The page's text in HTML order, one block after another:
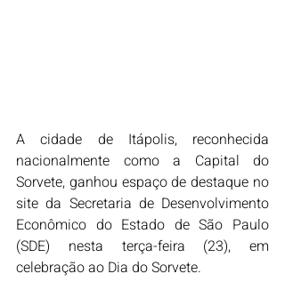
A cidade de Itápolis, reconhecida
nacionalmente como a Capital do
Sorvete, ganhou espaço de destaque no
site da Secretaria de Desenvolvimento
Econômico do Estado de São Paulo
(SDE) nesta terça-feira (23), em
celebração ao Dia do Sorvete.